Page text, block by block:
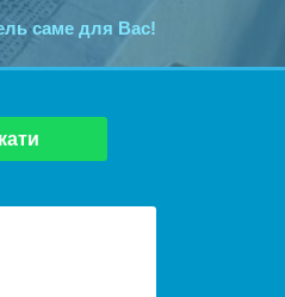
саме для Вас!